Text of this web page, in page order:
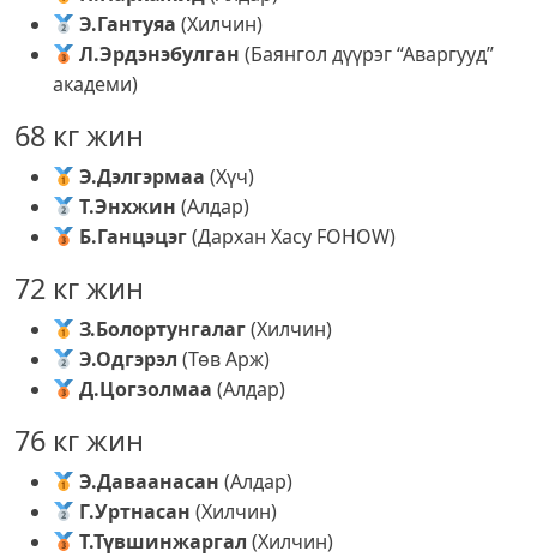
Э.Гантуяа (Хилчин)
Л.Эрдэнэбулган (Баянгол дүүрэг “Аваргууд”
академи)
68 кг жин
Э.Дэлгэрмаа (Хүч)
Т.Энхжин (Алдар)
Б.Ганцэцэг(Дархан Хасу FOHOW)
72 кг жин
З.Болортунгалаг(Хилчин)
Э.Одгэрэл (Төв Арж)
Д.Цогзолмаа (Алдар)
76 кг жин
Э.Даваанасан (Алдар)
Г.Уртнасан (Хилчин)
Т.Түвшинжаргал (Хилчин)